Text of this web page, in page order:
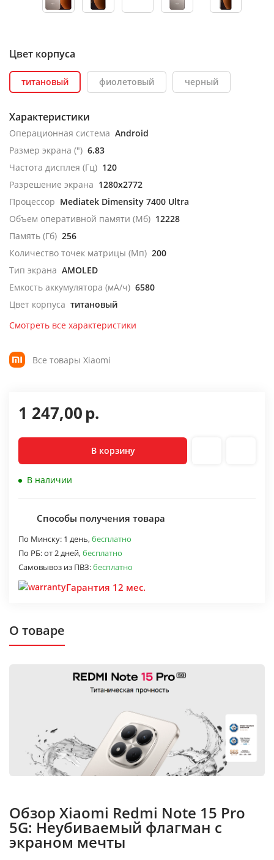
Цвет корпуса
титановый фиолетовый черный
Характеристики
Операционная система Android
Размер экрана (") 6.83
Частота дисплея (Гц) 120
Разрешение экрана 1280x2772
Процессор Mediatek Dimensity 7400 Ultra
Объем оперативной памяти (Мб) 12228
Память (Гб) 256
Количество точек матрицы (Мп) 200
Тип экрана AMOLED
Емкость аккумулятора (мА/ч) 6580
Цвет корпуса титановый
Смотреть все характеристики
Все товары Xiaomi
1 247,00р.
В корзину
В наличии
Способы получения товара
По Минску: 1 день,бесплатно
По РБ:от 2 дней,бесплатно
Самовывоз из ПВЗ:бесплатно
Гарантия 12 мес.
О товаре
Обзор Xiaomi Redmi Note 15 Pro
5G: Неубиваемый флагман с
экраном мечты